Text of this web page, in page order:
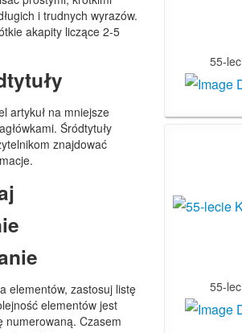
i trudnych wyrazów.
akapity liczące 2-5
artykuł na mniejsze
Śródtytuły
znajdować
elementów, zastosuj listę
elementów jest
numerowaną. Czasem
55-
55-